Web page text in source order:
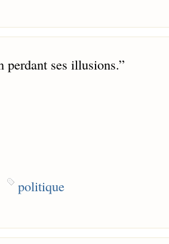
ses illusions.”
politique